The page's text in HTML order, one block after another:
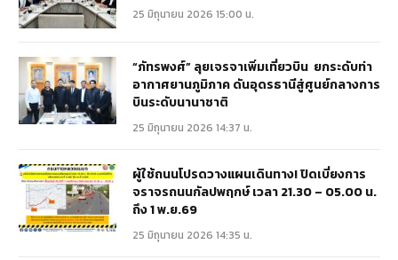
25 มิถุนายน 2026 15:00 น.
“ภัทรพงศ์” ลุยเจรจาเพิ่มเที่ยวบิน ยกระดับท่า
อากาศยานภูมิภาค ดันอุดรธานีสู่ศูนย์กลางการ
บินระดับนานาชาติ
25 มิถุนายน 2026 14:37 น.
ผู้ใช้ถนนโปรดวางแผนเดินทาง! ปิดเบี่ยงการ
จราจรถนนกัลปพฤกษ์ เวลา 21.30 – 05.00 น.
ถึง 1 พ.ย.69
25 มิถุนายน 2026 14:35 น.